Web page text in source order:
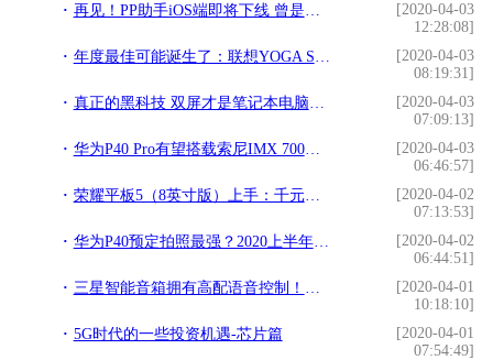
再见！PP助手iOS端即将下线 曾是中国最大的苹果助手
[2020-04-03
12:28:08]
年度最佳可能诞生了：联想YOGA S940笔记本电脑上市
[2020-04-03
08:19:31]
真正的黑科技 双屏才是笔记本电脑的未来？
[2020-04-03
07:09:13]
华为P40 Pro有望搭载索尼IMX 700：支持十六像素合一
[2020-04-03
06:46:57]
荣耀平板5（8英寸版）上手：千元影音扛把子
[2020-04-02
07:13:53]
华为P40预定拍照最强？2020上半年旗舰机盘点
[2020-04-02
06:44:51]
三星智能音箱拥有高配语音控制！为什么备受关注呢？
[2020-04-01
10:18:10]
5G时代的一些投资机遇-芯片篇
[2020-04-01
07:54:49]